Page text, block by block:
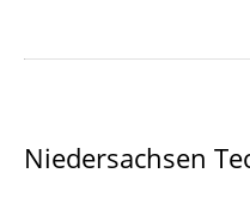
Niedersachsen